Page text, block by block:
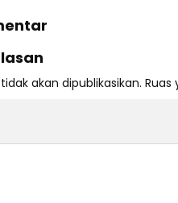
akan dipublikasikan. Ruas